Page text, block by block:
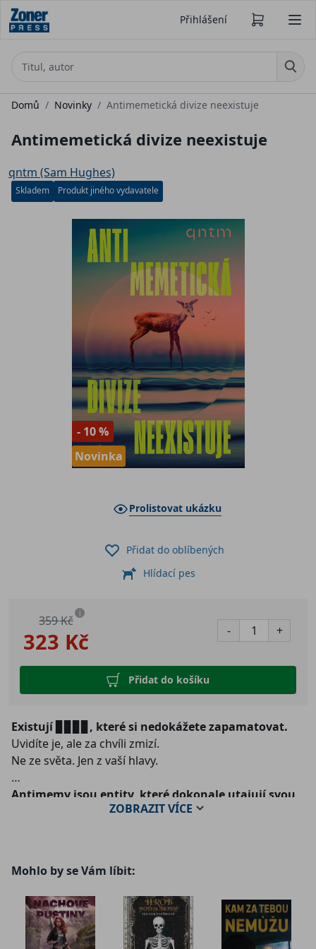
Přihlášení
Domů / Novinky / Antimemetická divize neexistuje
Antimemetická divize neexistuje
qntm (Sam Hughes)
Skladem Produkt jiného vydavatele
- 10 %
Novinka
Prolistovat ukázku
323 Kč
359 Kč i
- +
Přidat do košíku
Přidat do oblíbených
Hlídací pes
Existují
, které si nedokážete zapamatovat.
Uvidíte je, ale za chvíli zmizí.
Ne ze světa. Jen z vaší hlavy.
Antimemy jsou entity, které dokonale utajují svou
i. Některé jsou neškodné. O jiných se to říct
se něco změnilo.
Jenže změnilo.
A mění se dál.
ZOBRAZITVÍCE
Mohlo by se Vám líbit: